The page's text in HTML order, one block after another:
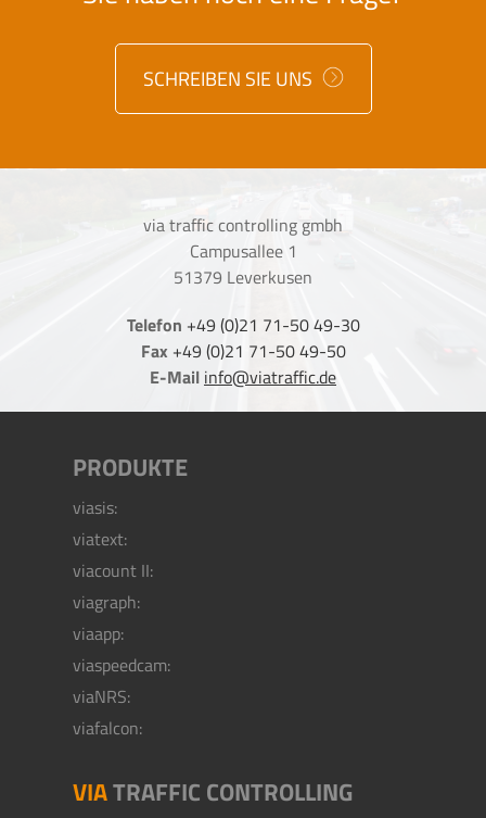
SCHREIBEN SIE UNS
via traffic controlling gmbh
Campusallee 1
51379 Leverkusen
Telefon +49 (0)21 71-50 49-30
Fax +49 (0)21 71-50 49-50
E-Mail info@viatraffic.de
PRODUKTE
viasis:
viatext:
viacount II:
viagraph:
viaapp:
viaspeedcam:
viaNRS:
viafalcon:
VIATRAFFIC CONTROLLING